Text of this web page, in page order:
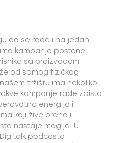
da se rade i na jedan
kampanja postane
sa proizvodom
od samog fizičkog
tržištu ima nekoliko
kampanje rade zaista
energija i
koji žive brend i
nastaje magija! U
podcasta